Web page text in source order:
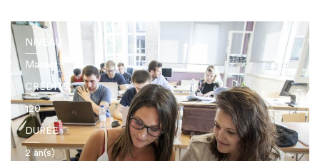
NIVEAU
Master
CRÉDITS
120
DURÉE
2 an(s)